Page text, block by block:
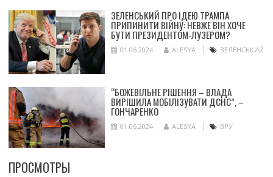
ЗЕЛЕНСЬКИЙ ПРО ІДЕЮ ТРАМПА
ПРИПИНИТИ ВІЙНУ: НЕВЖЕ ВІН ХОЧЕ
БУТИ ПРЕЗИДЕНТОМ-ЛУЗЕРОМ?
01.06.2024 ALESYA ЗЕЛЕНСЬКИЙ
“БОЖЕВІЛЬНЕ РІШЕННЯ – ВЛАДА
ВИРІШИЛА МОБІЛІЗУВАТИ ДСНС”, –
ГОНЧАРЕНКО
01.06.2024 ALESYA ВРУ
ПРОСМОТРЫ